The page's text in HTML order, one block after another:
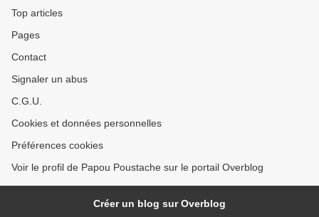
Top articles
Pages
Contact
Signaler un abus
C.G.U.
Cookies et données personnelles
Préférences cookies
Voir le profil de Papou Poustache sur le portail Overblog
Créer un blog sur Overblog